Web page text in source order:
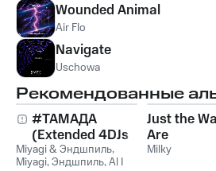
Wounded Animal
Air Flo
Navigate
Uschowa
Рекомендованные
#ТАМАДА
(Extended 4DJs
Pack)
Miyagi & Эндшпиль,
Miyagi,Эндшпиль,Al I
Just the
Are
Milky